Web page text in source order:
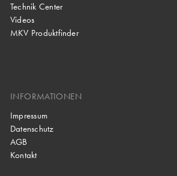
Technik Center
Videos
MKV Produktfinder
INFORMATIONEN
Impressum
Datenschutz
AGB
Kontakt